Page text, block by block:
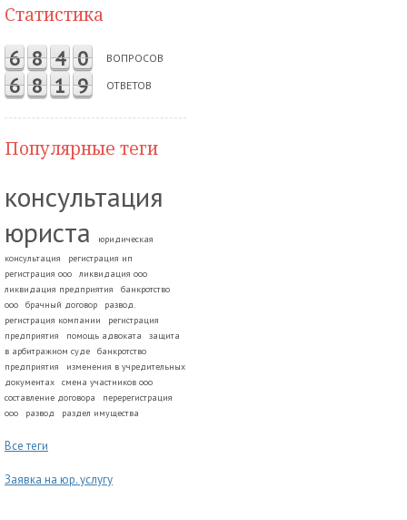
Статистика
6 8 4 0 ВОПРОСОВ
6 8 1 9 ОТВЕТОВ
Популярные теги
консультация
юриста
юридическая
консультация
регистрация ип
регистрация ооо
ликвидация ооо
ликвидация предприятия
банкротство
ооо
брачный договор
развод.
регистрация компании
регистрация
предприятия
помощь адвоката
защита
в арбитражном суде
банкротство
предприятия
изменения в учредительных
документах
смена участников ооо
составление договора
перерегистрация
ооо
развод раздел имущества
Все теги
Заявка на юр. услугу